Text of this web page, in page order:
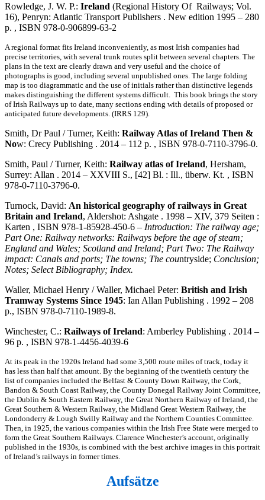
Rowledge, J. W. P.: Ireland (Regional History Of Railways; Vol.
16), Penryn: Atlantic Transport Publishers . New edition 1995 – 280
p. , ISBN 978-0-906899-63-2
A regional format fits Ireland inconveniently, as most Irish companies had
precise territories, with several trunk routes split between several chapters. The
plans in the text are clearly drawn and very useful and the choice of
photographs is good, including several unpublished ones. The large folding
map is too diagrammatic and the use of initials rather than distinctive legends
makes distinguishing the different systems difficult. This book brings the story
of Irish Railways up to date, many sections ending with details of proposed or
anticipated future developments. (IRRS 129).
Smith, Dr Paul / Turner, Keith: Railway Atlas of Ireland Then &
Now: Crecy Publishing . 2014 – 112 p. , ISBN 978-0-7110-3796-0.
Smith, Paul / Turner, Keith: Railway atlas of Ireland, Hersham,
Surrey: Allan . 2014 – XXVIII S., [42] Bl. : Ill., überw. Kt. , ISBN
978-0-7110-3796-0.
Turnock, David: An historical geography of railways in Great
Britain and Ireland, Aldershot: Ashgate . 1998 – XIV, 379 Seiten :
Karten , ISBN 978-1-85928-450-6 – Introduction: The railway age;
Part One: Railway networks: Railways before the age of steam;
England and Wales; Scotland and Ireland; Part Two: The Railway
impact: Canals and ports; The towns; The countryside; Conclusion;
Notes; Select Bibliography; Index.
Waller, Michael Henry / Waller, Michael Peter: British and Irish
Tramway Systems Since 1945: Ian Allan Publishing . 1992 – 208
p., ISBN 978-0-7110-1989-8.
Winchester, C.: Railways of Ireland: Amberley Publishing . 2014 –
96 p. , ISBN 978-1-4456-4039-6
At its peak in the 1920s Ireland had some 3,500 route miles of track, today it
has less than half that amount. By the beginning of the twentieth century the
list of companies included the Belfast & County Down Railway, the Cork,
Bandon & South Coast Railway, the County Donegal Railway Joint Committee,
the Dublin & South Eastern Railway, the Great Northern Railway of Ireland, the
Great Southern & Western Railway, the Midland Great Western Railway, the
Londonderry & Lough Swilly Railway and the Northern Counties Committee.
Then, in 1925, the various companies within the Irish Free State were merged to
form the Great Southern Railways. Clarence Winchester’s account, originally
published in the 1930s, is combined with the best archive images in this portrait
of Ireland’s railways in former times.
Aufsätze